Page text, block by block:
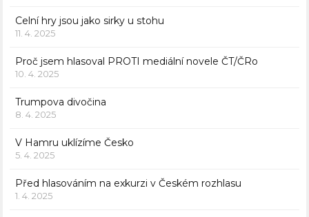
Celní hry jsou jako sirky u stohu
11. 4. 2025
Proč jsem hlasoval PROTI mediální novele ČT/ČRo
10. 4. 2025
Trumpova divočina
8. 4. 2025
V Hamru uklízíme Česko
5. 4. 2025
Před hlasováním na exkurzi v Českém rozhlasu
1. 4. 2025